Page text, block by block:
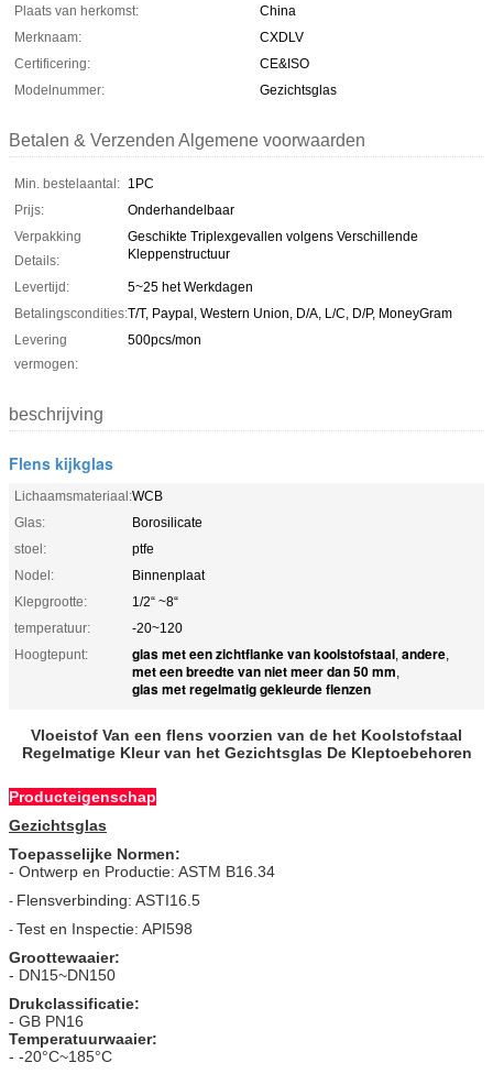
Plaats van herkomst:
China
Merknaam:
CXDLV
Certificering:
CE&ISO
Modelnummer:
Gezichtsglas
Betalen & Verzenden Algemene voorwaarden
Min. bestelaantal: 1PC
Prijs:
Onderhandelbaar
Verpakking
Details:
Geschikte Triplexgevallen volgens Verschillende
Kleppenstructuur
Levertijd:
5~25 het Werkdagen
Betalingscondities:T/T, Paypal, Western Union, D/A, L/C, D/P, MoneyGram
Levering
vermogen:
500pcs/mon
beschrijving
Flens kijkglas
Lichaamsmateriaal:WCB
Glas:
Borosilicate
stoel:
ptfe
Nodel:
Binnenplaat
Klepgrootte:
1/2“ ~8“
temperatuur:
-20~120
Hoogtepunt:
glas met een zichtflanke van koolstofstaal, andere,
met een breedte van niet meer dan 50 mm,
glas met regelmatig gekleurde flenzen
Vloeistof Van een flens voorzien van de het Koolstofstaal
Regelmatige Kleur van het Gezichtsglas De Kleptoebehoren
Producteigenschap
Gezichtsglas
Toepasselijke Normen:
- Ontwerp en Productie: ASTM B16.34
- Flensverbinding: ASTI16.5
- Test en Inspectie: API598
Groottewaaier:
- DN15~DN150
Drukclassificatie:
- GB PN16
Temperatuurwaaier:
- -20°C~185°C